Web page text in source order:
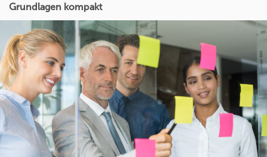
Grundlagen kompakt